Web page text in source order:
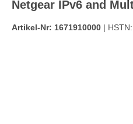
Netgear IPv6 and
Artikel-Nr: 1671910000 | HSTN: